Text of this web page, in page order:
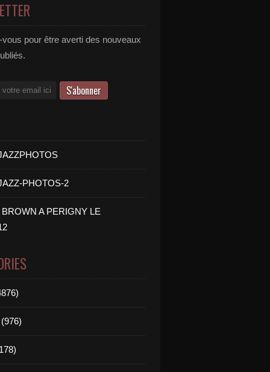
pour être averti des nouveaux
PHOTOS-2
A PERIGNY LE